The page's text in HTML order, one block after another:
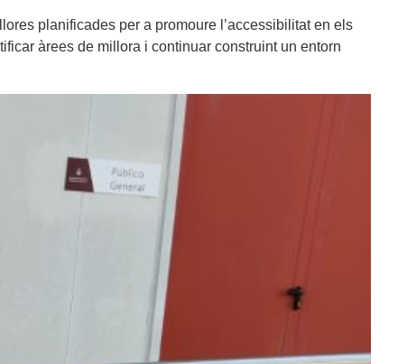
planificades per a promoure l’accessibilitat en els
àrees de millora i continuar construint un entorn